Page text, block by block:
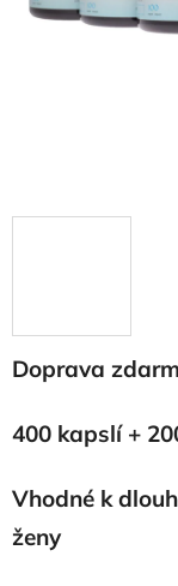
Doprava
400 kapslí +
Vhodné k
ženy